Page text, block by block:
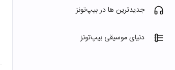
جدیدترین ها در بیپ‌تونز
دنیای موسیقی بیپ‌تونز